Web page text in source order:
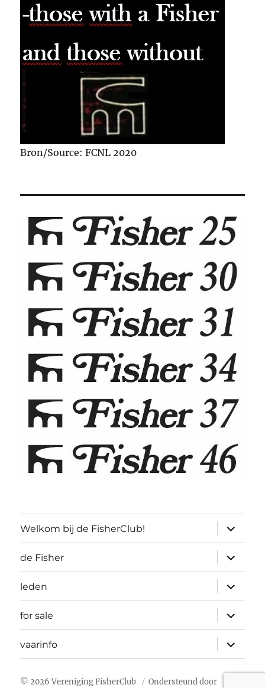
Bron/Source: FCNL 2020
Welkom bij de FisherClub!
de Fisher
leden
for sale
vaarinfo
© 2026 Vereniging FisherClub Ondersteund door